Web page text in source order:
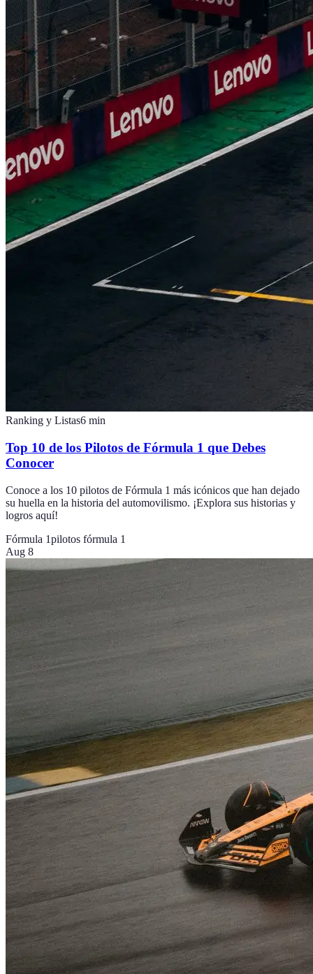
Ranking y Listas6 min
Top 10 de los Pilotos de Fórmula 1 que Debes
Conocer
Conoce a los 10 pilotos de Fórmula 1 más icónicos que han dejado
su huella en la historia del automovilismo. ¡Explora sus historias y
logros aquí!
Fórmula 1pilotos fórmula 1
Aug 8